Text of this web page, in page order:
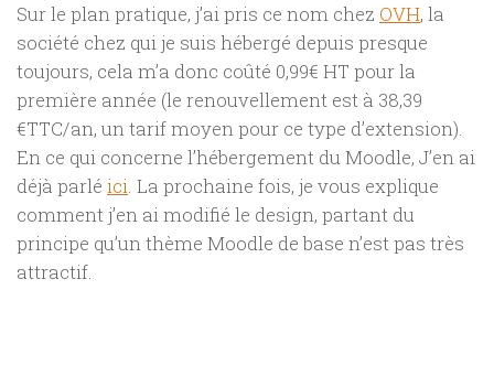
Sur le plan pratique, j’ai pris ce nom chez OVH, la
société chez qui je suis hébergé depuis presque
toujours, cela m’a donc coûté 0,99€ HT pour la
première année (le renouvellement est à 38,39
€TTC/an, un tarif moyen pour ce type d’extension).
En ce qui concerne l’hébergement du Moodle, J’en ai
déjà parlé ici. La prochaine fois, je vous explique
comment j’en ai modifié le design, partant du
principe qu’un thème Moodle de base n’est pas très
attractif.